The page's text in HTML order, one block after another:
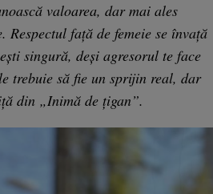
valoarea, dar mai ales
față de femeie se învață
singură, deși agresorul te face
trebuie să fie un sprijin real, dar
din „Inimă de țigan”.